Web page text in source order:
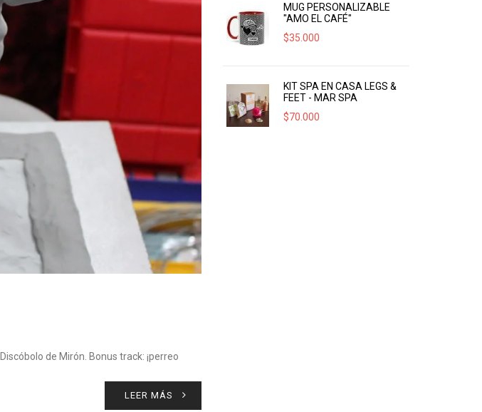
de Mirón. Bonus track: ¡perreo
LEER MÁS
MUG PERSONALIZABLE
"AMO EL CAFÉ"
$35.000
KIT SPA EN CASA LEGS &
FEET - MAR SPA
$70.000